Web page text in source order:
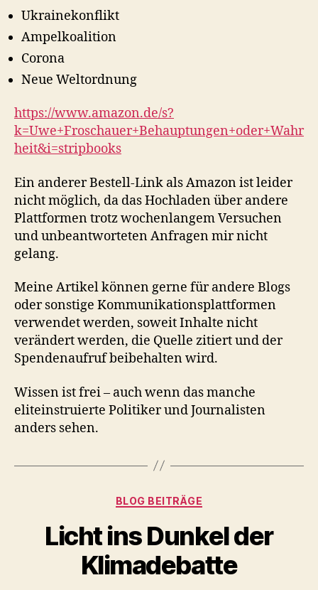
Ukrainekonflikt
Ampelkoalition
Corona
Neue Weltordnung
https://www.amazon.de/s?
k=Uwe+Froschauer+Behauptungen+oder+Wahr
heit&i=stripbooks
Ein anderer Bestell-Link als Amazon ist leider
nicht möglich, da das Hochladen über andere
Plattformen trotz wochenlangem Versuchen
und unbeantworteten Anfragen mir nicht
gelang.
Meine Artikel können gerne für andere Blogs
oder sonstige Kommunikationsplattformen
verwendet werden, soweit Inhalte nicht
verändert werden, die Quelle zitiert und der
Spendenaufruf beibehalten wird.
Wissen ist frei – auch wenn das manche
eliteinstruierte Politiker und Journalisten
anders sehen.
Kategorien
BLOG BEITRÄGE
Licht ins Dunkel der
Klimadebatte